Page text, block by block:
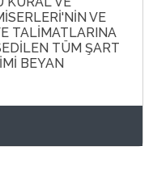
VE
TALİMATLARINA
TÜM ŞART
BEYAN